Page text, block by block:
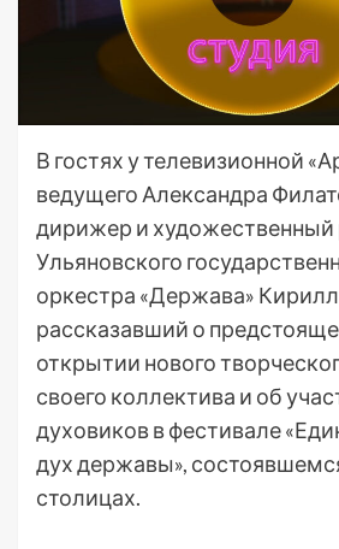
В гостях у телевизионной
ведущего Александра
дирижер и художественный
Ульяновского
оркестра «Держава»
рассказавший о
открытии нового
своего коллектива и об
духовиков в фестивале
дух державы»,
столицах.